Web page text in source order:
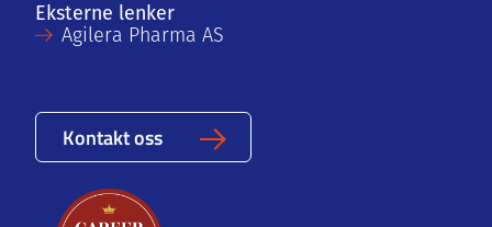
Eksterne lenker
Agilera Pharma AS
Kontakt oss